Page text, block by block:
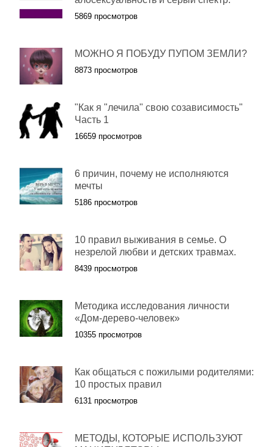
5869 просмотров
МОЖНО Я ПОБУДУ ПУПОМ ЗЕМЛИ?
8873 просмотров
"Как я "лечила" свою созависимость"
Часть 1
16659 просмотров
6 причин, почему не исполняются
мечты
5186 просмотров
10 правил выживания в семье. О
незрелой любви и детских травмах.
8439 просмотров
Методика исследования личности
«Дом-дерево-человек»
10355 просмотров
Как общаться с пожилыми родителями:
10 простых правил
6131 просмотров
МЕТОДЫ, КОТОРЫЕ ИСПОЛЬЗУЮТ